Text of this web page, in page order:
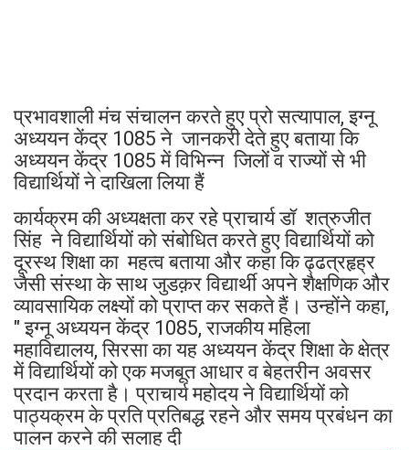
प्रभावशाली मंच संचालन करते हुए प्रो सत्यापाल, इग्नू
अध्ययन केंद्र 1085 ने जानकरी देते हुए बताया कि
अध्ययन केंद्र 1085 में विभिन्न जिलों व राज्यों से भी
विद्यार्थियों ने दाखिला लिया हैं
कार्यक्रम की अध्यक्षता कर रहे प्राचार्य डॉ शत्रुजीत
सिंह ने विद्यार्थियों को संबोधित करते हुए विद्यार्थियों को
दूरस्थ शिक्षा का महत्व बताया और कहा कि ढ्ढत्रहृह्र
जैसी संस्था के साथ जुडक़र विद्यार्थी अपने शैक्षणिक और
व्यावसायिक लक्ष्यों को प्राप्त कर सकते हैं। उन्होंने कहा,
" इग्नू अध्ययन केंद्र 1085, राजकीय महिला
महाविद्यालय, सिरसा का यह अध्ययन केंद्र शिक्षा के क्षेत्र
में विद्यार्थियों को एक मजबूत आधार व बेहतरीन अवसर
प्रदान करता है। प्राचार्य महोदय ने विद्यार्थियों को
पाठ्यक्रम के प्रति प्रतिबद्ध रहने और समय प्रबंधन का
पालन करने की सलाह दी